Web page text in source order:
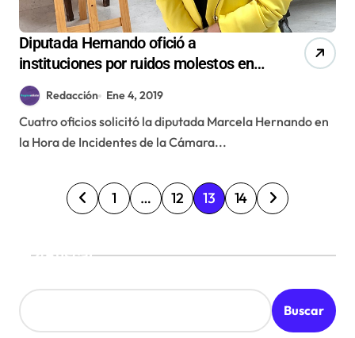
Diputada Hernando ofició a
instituciones por ruidos molestos en
sector Parque Croacia de
Antofagasta
Redacción Ene 4, 2019
Cuatro oficios solicitó la diputada Marcela Hernando en
la Hora de Incidentes de la Cámara...
P
a
a
1 … 12 13 14
Buscar
Buscar